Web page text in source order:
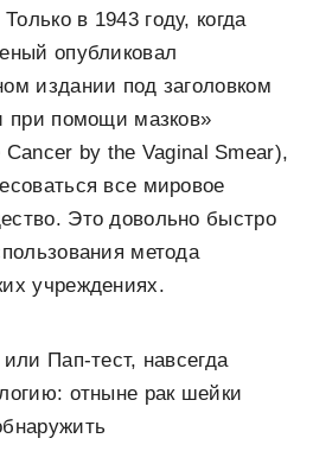
в 1943 году, когда
опубликовал
издании под заголовком
при помощи мазков»
by the Vaginal Smear),
все мировое
Это довольно быстро
метода
учреждениях.
Пап-тест, навсегда
отныне рак шейки